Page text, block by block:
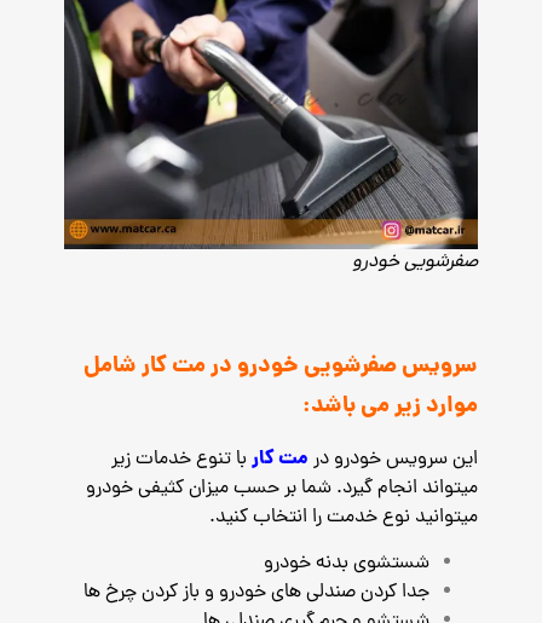
صفرشویی خودرو
سرویس صفرشویی خودرو در مت کار شامل
موارد زیر می باشد:
این سرویس خودرو در مت کاربا تنوع خدمات زیر
میتواند انجام گیرد. شما بر حسب میزان کثیفی خودرو
میتوانید نوع خدمت را انتخاب کنید.
شستشوی بدنه خودرو
جدا کردن صندلی های خودرو و باز کردن چرخ ها